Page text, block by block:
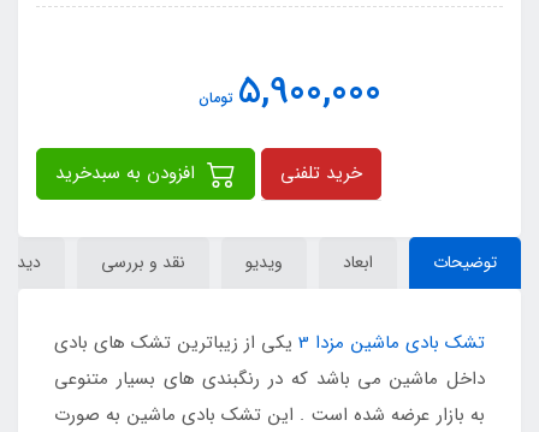
5,900,000 تومان
خرید تلفنی
توضیحات ابعاد ویدیو نقد و بررسی
تشک بادی ماشین مزدا 3
یکی از زیباترین تشک های بادی
داخل ماشین می باشد که در رنگبندی های بسیار متنوعی
به بازار عرضه شده است . این تشک بادی ماشین به صورت